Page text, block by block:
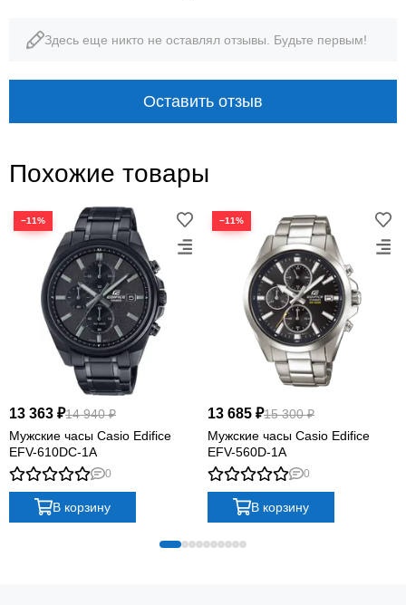
Здесь еще никто не оставлял отзывы. Будьте первым!
Оставить отзыв
Похожие товары
−11%
13 363 ₽14 940 ₽
Мужские часы Casio Edifice
EFV-610DC-1A
0
В корзину
−11%
13 685 ₽15 300 ₽
Мужские часы Casio Edifice
EFV-560D-1A
0
В корзину